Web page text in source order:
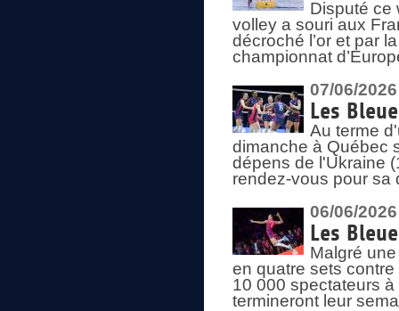
Disputé ce
volley a souri aux
décroché l’or et par
championnat
07/06/2026
Les
Au terme
dimanche à Québec
dépens de l'Ukraine
rendez-vous pour sa
06/06/2026
Les
Malgré
en quatre sets
10 000 spectateurs
termineront leur